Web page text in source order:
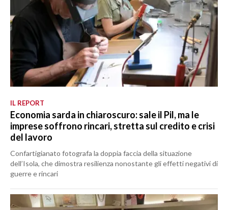
IL REPORT
Economia sarda in chiaroscuro: sale il Pil, ma le
imprese soffrono rincari, stretta sul credito e crisi
del lavoro
Confartigianato fotografa la doppia faccia della situazione
dell’Isola, che dimostra resilienza nonostante gli effetti negativi di
guerre e rincari